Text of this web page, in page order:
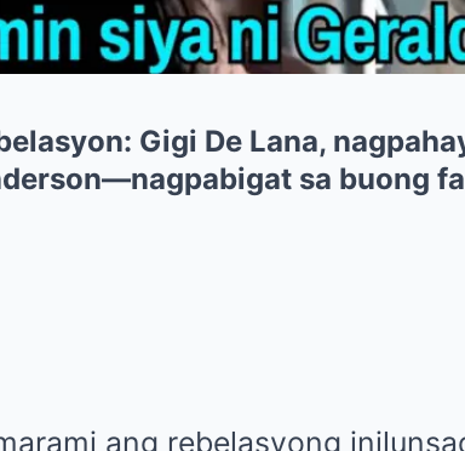
Gigi De Lana,
sa buong
ang rebelasyong